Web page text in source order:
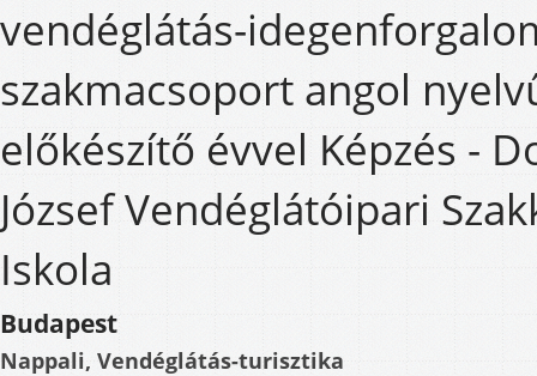
vendéglátás-
szakmacsoport angol
előkészítő évvel Képzés -
József Vendéglátóipari
Iskola
Budapest
Nappali, Vendéglátás-turisztika